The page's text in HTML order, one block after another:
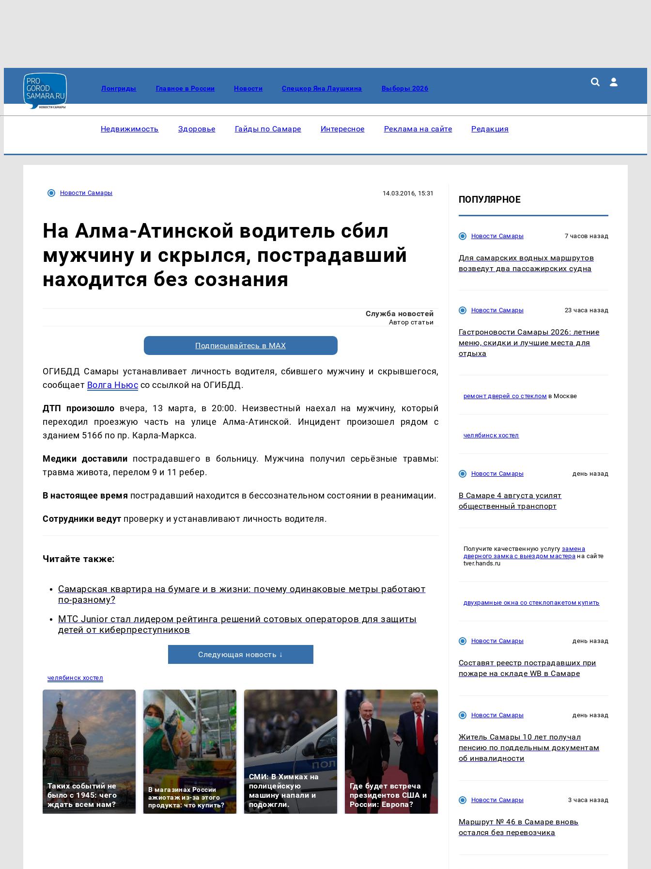
Лонгриды Главное в России Новости Спецкор Яна Лаушкина Выборы 2026
Недвижимость Здоровье Гайды по Самаре Интересное Реклама на сайте Редакция
Новости Самары 14.03.2016, 15:31
На Алма-Атинской водитель сбил
мужчину и скрылся, пострадавший
находится без сознания
Служба новостей
Автор статьи
Подписывайтесь в MAX
ОГИБДД Самары устанавливает личность водителя, сбившего мужчину и скрывшегося,
сообщает Волга Ньюс со ссылкой на ОГИБДД.
ДТП произошло вчера, 13 марта, в 20:00. Неизвестный наехал на мужчину, который
переходил проезжую часть на улице Алма-Атинской. Инцидент произошел рядом с
зданием 516б по пр. Карла-Маркса.
Медики доставили пострадавшего в больницу. Мужчина получил серьёзные травмы:
травма живота, перелом 9 и 11 ребер.
В настоящее время пострадавший находится в бессознательном состоянии в реанимации.
Сотрудники ведут проверку и устанавливают личность водителя.
Читайте также:
Самарская квартира на бумаге и в жизни: почему одинаковые метры работают
по-разному?
МТС Junior стал лидером рейтинга решений сотовых операторов для защиты
детей от киберпреступников
Следующая новость ↓
челябинск хостел
Таких событий не
было с 1945: чего
ждать всем нам?
В магазинах России
ажиотаж из-за этого
продукта: что купить?
СМИ: В Химках на
полицейскую
машину напали и
подожгли.
Где будет встреча
президентов США и
России: Европа?
были украдены 18
миллионов рублей
так?!
ПОПУЛЯРНОЕ
Новости Самары 7 часов назад
Для самарских водных маршрутов
возведут два пассажирских судна
Новости Самары 23 часа назад
Гастроновости Самары 2026: летние
меню, скидки и лучшие места для
отдыха
ремонт дверей со стеклом в Москве
челябинск хостел
Новости Самары день назад
В Самаре 4 августа усилят
общественный транспорт
Получите качественную услугу замена
дверного замка с выездом мастера на сайте
tver.hands.ru
двухрамные окна со стеклопакетом купить
Новости Самары день назад
Составят реестр пострадавших при
пожаре на складе WB в Самаре
Новости Самары день назад
Житель Самары 10 лет получал
пенсию по поддельным документам
об инвалидности
Новости Самары 3 часа назад
Маршрут № 46 в Самаре вновь
остался без перевозчика